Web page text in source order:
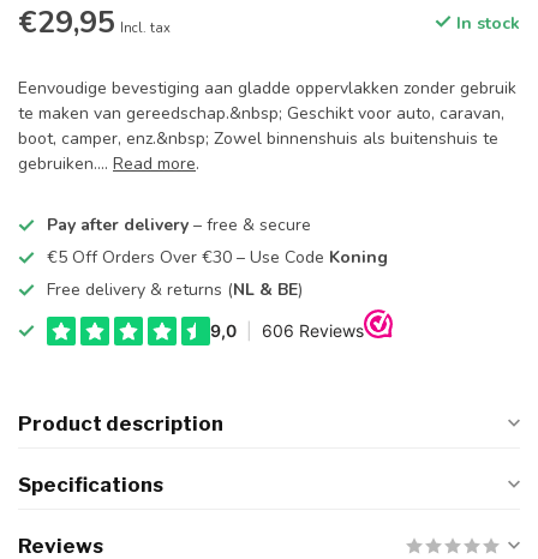
€29,95 Incl. tax In stock
Eenvoudige bevestiging aan gladde oppervlakken zonder gebruik
te maken van gereedschap.&nbsp; Geschikt voor auto, caravan,
boot, camper, enz.&nbsp; Zowel binnenshuis als buitenshuis te
gebruiken.... Read more.
Pay after delivery – free & secure
€5 Off Orders Over €30 – Use Code Koning
Free delivery & returns (NL & BE)
Product description
Specifications
Reviews